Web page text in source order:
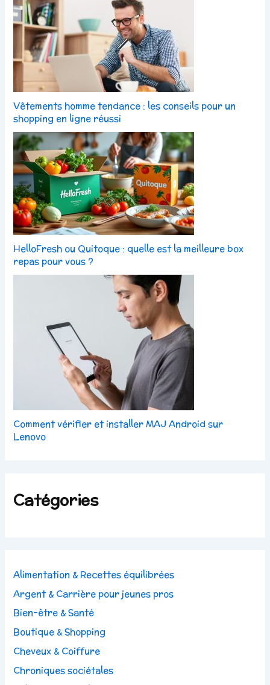
Vêtements homme tendance : les conseils pour un
shopping en ligne réussi
HelloFresh ou Quitoque : quelle est la meilleure box
repas pour vous ?
Comment vérifier et installer MAJ Android sur
Lenovo
Catégories
Alimentation & Recettes équilibrées
Argent & Carrière pour jeunes pros
Bien-être & Santé
Boutique & Shopping
Cheveux & Coiffure
Chroniques sociétales